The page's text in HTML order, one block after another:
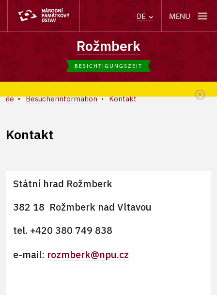
DE MENU
Rožmberk
BESICHTIGUNGSZEIT
de Besucherinformation Kontakt
Kontakt
Státní hrad Rožmberk
382 18 Rožmberk nad Vltavou
tel. +420 380 749 838
e-mail: rozmberk@npu.cz